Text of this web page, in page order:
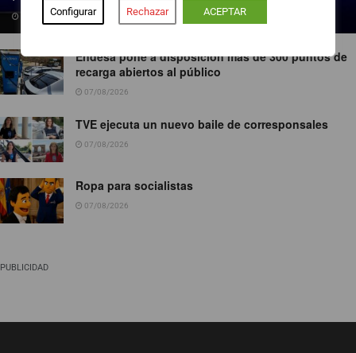
Configurar Rechazar ACEPTAR
09/08/2026
Endesa pone a disposición más de 300 puntos de
recarga abiertos al público
07/08/2026
TVE ejecuta un nuevo baile de corresponsales
07/08/2026
Ropa para socialistas
07/08/2026
PUBLICIDAD